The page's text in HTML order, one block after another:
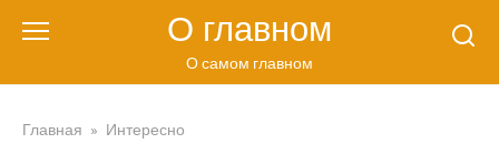
О главном
О самом главном
Главная » Интересно